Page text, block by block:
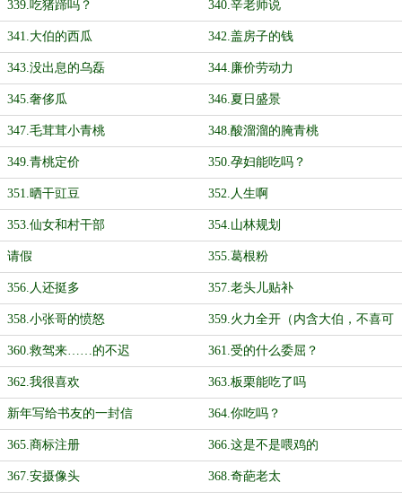
339.吃猪蹄吗？ 340.辛老师说
341.大伯的西瓜 342.盖房子的钱
343.没出息的乌磊 344.廉价劳动力
345.奢侈瓜 346.夏日盛景
347.毛茸茸小青桃 348.酸溜溜的腌青桃
349.青桃定价 350.孕妇能吃吗？
351.晒干豇豆 352.人生啊
353.仙女和村干部 354.山林规划
请假 355.葛根粉
356.人还挺多 357.老头儿贴补
358.小张哥的愤怒 359.火力全开（内含大伯，不喜可
跳）
360.救驾来……的不迟 361.受的什么委屈？
362.我很喜欢 363.板栗能吃了吗
新年写给书友的一封信 364.你吃吗？
365.商标注册 366.这是不是喂鸡的
367.安摄像头 368.奇葩老太